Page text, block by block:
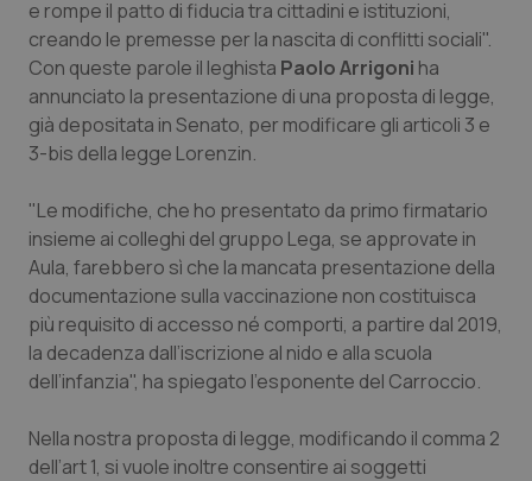
Lombardia
Marche
Molise
Piemonte
Provincia Autonoma di Bolzano
Provincia Autonoma di Trento
Puglia
Sardegna
Dolore
Donna & Salute
Epatiti
Infezioni & Febbre
Ipertensione & Scompenso
Malattie rare
Malattia di Crohn & Rettocolite Ulcerosa
e rompe il patto di fiducia tra cittadini e istituzioni,
creando le premesse per la nascita di conflitti sociali".
Con queste parole il leghista Paolo Arrigoni ha
annunciato la presentazione di una proposta di legge,
già depositata in Senato, per modificare gli articoli 3 e
3-bis della legge Lorenzin.
"Le modifiche, che ho presentato da primo firmatario
insieme ai colleghi del gruppo Lega, se approvate in
Aula, farebbero sì che la mancata presentazione della
documentazione sulla vaccinazione non costituisca
più requisito di accesso né comporti, a partire dal 2019,
la decadenza dall’iscrizione al nido e alla scuola
dell’infanzia", ha spiegato l'esponente del Carroccio.
Nella nostra proposta di legge, modificando il comma 2
dell’art 1, si vuole inoltre consentire ai soggetti